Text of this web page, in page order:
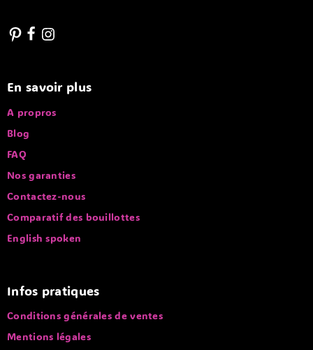
En savoir plus
A propros
Blog
FAQ
Nos garanties
Contactez-nous
Comparatif des bouillottes
English spoken
Infos pratiques
Conditions générales de ventes
Mentions légales